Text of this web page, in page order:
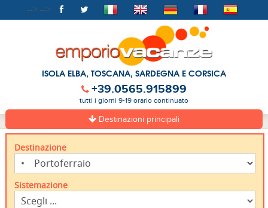
--> -->
ISOLA ELBA, TOSCANA, SARDEGNA E CORSICA
+39.0565.915899
tutti i giorni 9-19 orario continuato
Destinazioni principali
Destinazione
Sistemazione